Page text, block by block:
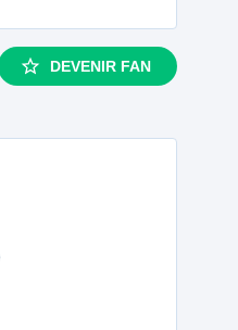
DEVENIR FAN